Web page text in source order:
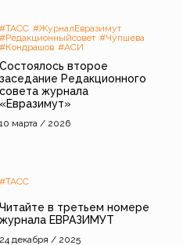
#ТАСС #ЖурналЕвразимут
#Редакционныйсовет #Чупшева
#Кондрашов #АСИ
Состоялось второе
заседание Редакционного
совета журнала
«Евразимут»
10 марта / 2026
#ТАСС
Читайте в третьем номере
журнала ЕВРАЗИМУТ
24 декабря / 2025